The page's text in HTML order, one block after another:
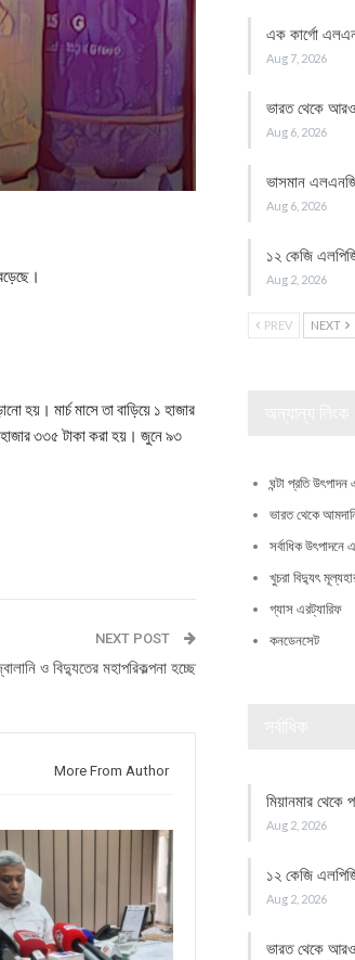
হয়। মার্চ মাসে তা বাড়িয়ে ১ হাজার
৩৩৫ টাকা করা হয়। জুনে ৯৩
NEXT POST
ও বিদ্যুতের মহাপরিকল্পনা হচ্ছে
More From Author
এক কার্গো
Aug 7, 2026
ভারত থেকে আরও
Aug 6, 2026
ভাসমান
Aug 6, 2026
১২ কেজি
Aug 2, 2026
PREV NEXT
ঘন্টা প্রতি
ভারত থেকে
সর্বাধিক উৎপাদনে
খুচরা বিদ্যুৎ
গ্যাস এরট্যারিফ
কনডেনসেট
মিয়ানমার থেকে
Aug 2, 2026
১২ কেজি
Aug 2, 2026
ভারত থেকে আরও